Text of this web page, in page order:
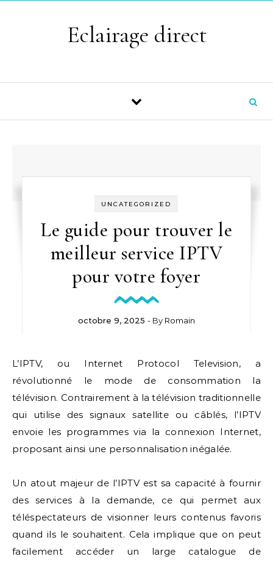
Eclairage direct
UNCATEGORIZED
Le guide pour trouver le
meilleur service IPTV
pour votre foyer
octobre 9, 2025 - By Romain
L’IPTV, ou Internet Protocol Television, a
révolutionné le mode de consommation la
télévision. Contrairement à la télévision traditionnelle
qui utilise des signaux satellite ou câblés, l’IPTV
envoie les programmes via la connexion Internet,
proposant ainsi une personnalisation inégalée.
Un atout majeur de l’IPTV est sa capacité à fournir
des services à la demande, ce qui permet aux
téléspectateurs de visionner leurs contenus favoris
quand ils le souhaitent. Cela implique que on peut
facilement accéder un large catalogue de